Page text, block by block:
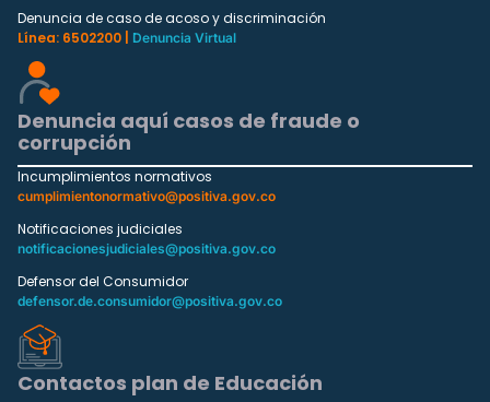
Denuncia de caso de acoso y discriminación
Línea: 6502200 |
Denuncia Virtual
Denuncia aquí casos de fraude o
corrupción
Incumplimientos normativos
cumplimientonormativo@positiva.gov.co
Notificaciones judiciales
notificacionesjudiciales@positiva.gov.co
Defensor del Consumidor
defensor.de.consumidor@positiva.gov.co
Contactos plan de Educación